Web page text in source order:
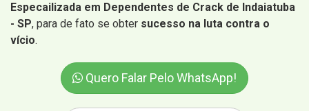
Especailizada em Dependentes de Crack de Indaiatuba
- SP, para de fato se obter sucesso na luta contra o
vício.
Quero Falar Pelo WhatsApp!